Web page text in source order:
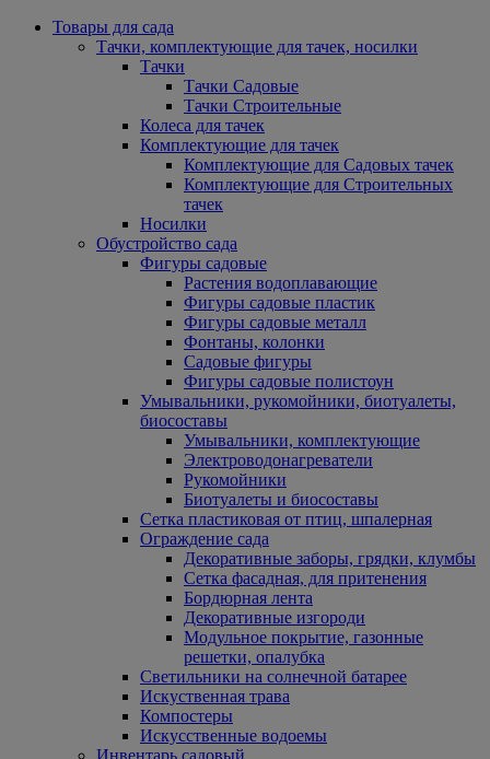
Товары для сада
Тачки, комплектующие для тачек, носилки
Тачки
Тачки Садовые
Тачки Строительные
Колеса для тачек
Комплектующие для тачек
Комплектующие для Садовых тачек
Комплектующие для Строительных
тачек
Носилки
Обустройство сада
Фигуры садовые
Растения водоплавающие
Фигуры садовые пластик
Фигуры садовые металл
Фонтаны, колонки
Садовые фигуры
Фигуры садовые полистоун
Умывальники, рукомойники, биотуалеты,
биосоставы
Умывальники, комплектующие
Электроводонагреватели
Рукомойники
Биотуалеты и биосоставы
Сетка пластиковая от птиц, шпалерная
Ограждение сада
Декоративные заборы, грядки, клумбы
Сетка фасадная, для притенения
Бордюрная лента
Декоративные изгороди
Модульное покрытие, газонные
решетки, опалубка
Светильники на солнечной батарее
Искуственная трава
Компостеры
Искусственные водоемы
Инвентарь садовый